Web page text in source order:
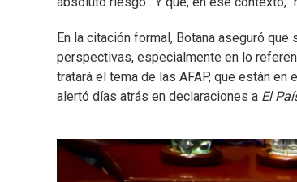
En la citación formal, Botana aseguró
perspectivas, especialmente en lo
tratará el tema de las AFAP, que están
alertó días atrás en declaraciones a El